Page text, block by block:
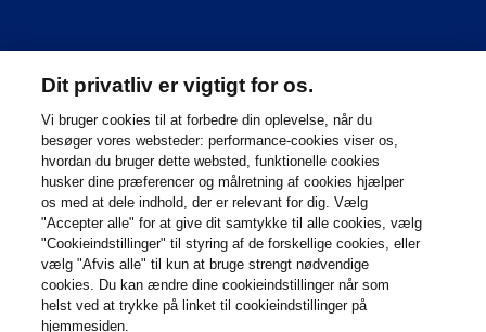
Footer Site Search
Footer
Bottom
© 2026 Novartis Danmark A/S
Brugerbetingelser og politikker for beskyttelse og behandling af
personoplysninger
Brugerbetingelser
Dit privatliv er vigtigt for os.
Vi bruger cookies til at forbedre din oplevelse, når du
besøger vores websteder: performance-cookies viser os,
hvordan du bruger dette websted, funktionelle cookies
husker dine præferencer og målretning af cookies hjælper
os med at dele indhold, der er relevant for dig. Vælg
"Accepter alle" for at give dit samtykke til alle cookies, vælg
"Cookieindstillinger" til styring af de forskellige cookies, eller
vælg "Afvis alle" til kun at bruge strengt nødvendige
cookies. Du kan ændre dine cookieindstillinger når som
helst ved at trykke på linket til cookieindstillinger på
hjemmesiden.